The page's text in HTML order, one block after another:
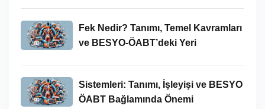
Fek Nedir? Tanımı, Temel Kavramları
ve BESYO-ÖABT’deki Yeri
Sistemleri: Tanımı, İşleyişi ve BESYO
ÖABT Bağlamında Önemi